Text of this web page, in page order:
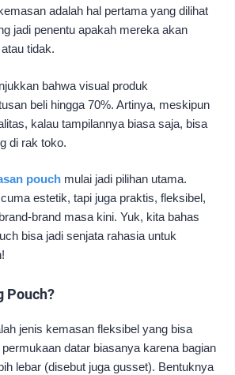
adalah hal pertama yang dilihat
jadi penentu apakah mereka akan
tidak.
bahwa visual produk
beli hingga 70%. Artinya, meskipun
kalau tampilannya biasa saja, bisa
di rak toko.
pouch mulai jadi pilihan utama.
estetik, tapi juga praktis, fleksibel,
brand masa kini. Yuk, kita bahas
bisa jadi senjata rahasia untuk
Pouch?
jenis kemasan fleksibel yang bisa
datar biasanya karena bagian
lebar (disebut juga gusset). Bentuknya